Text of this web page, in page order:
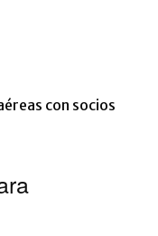
con socios